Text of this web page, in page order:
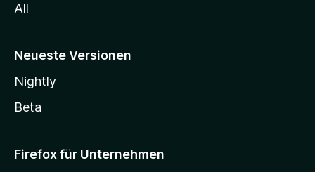
All
Neueste Versionen
Nightly
Beta
Firefox für Unternehmen